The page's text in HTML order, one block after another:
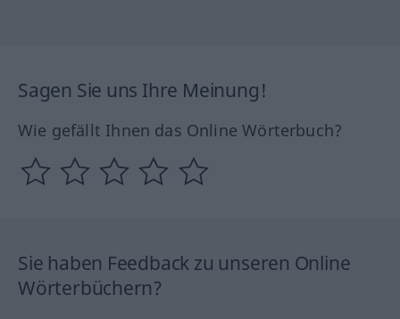
Sagen Sie uns Ihre Meinung!
Wie gefällt Ihnen das Online Wörterbuch?
Sie haben Feedback zu unseren Online
Wörterbüchern?